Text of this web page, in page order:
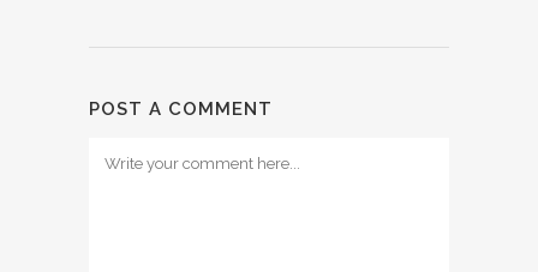
POST A COMMENT